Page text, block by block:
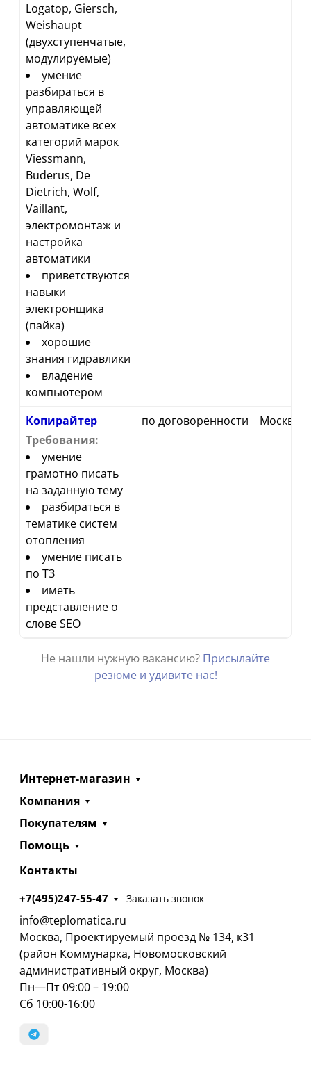
Logatop, Giersch,
Weishaupt
(двухступенчатые,
модулируемые)
умение
разбираться в
управляющей
автоматике всех
категорий марок
Viessmann,
Buderus, De
Dietrich, Wolf,
Vaillant,
электромонтаж и
настройка
автоматики
приветствуются
навыки
электронщика
(пайка)
хорошие
знания гидравлики
владение
компьютером
Копирайтер
Требования:
умение
грамотно писать
на заданную тему
разбираться в
тематике систем
отопления
умение писать
по ТЗ
иметь
представление о
слове SEO
по договоренности Москва
Не нашли нужную вакансию? Присылайте
резюме и удивите нас!
Интернет-магазин
Компания
Покупателям
Помощь
Контакты
+7(495)247-55-47 Заказать звонок
info@teplomatica.ru
Москва, Проектируемый проезд № 134, к31
(район Коммунарка, Новомосковский
административный округ, Москва)
Пн—Пт 09:00 – 19:00
Сб 10:00-16:00